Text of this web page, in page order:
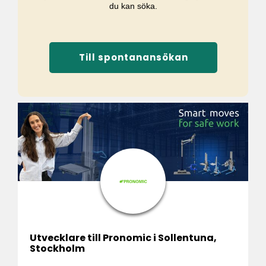
du kan söka.
Till spontanansökan
Utvecklare till Pronomic i Sollentuna,
Stockholm